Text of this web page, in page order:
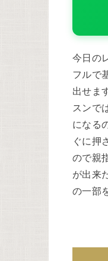
今日の
フルで
出せま
スンで
になる
ぐに押
ので親
が出来
の一部